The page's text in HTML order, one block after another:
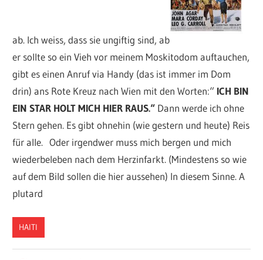
ab. Ich weiss, dass sie ungiftig sind, ab
er sollte so ein Vieh vor meinem Moskitodom auftauchen,
gibt es einen Anruf via Handy (das ist immer im Dom
drin) ans Rote Kreuz nach Wien mit den Worten:“ ICH BIN
EIN STAR HOLT MICH HIER RAUS.“ Dann werde ich ohne
Stern gehen. Es gibt ohnehin (wie gestern und heute) Reis
für alle. Oder irgendwer muss mich bergen und mich
wiederbeleben nach dem Herzinfarkt. (Mindestens so wie
auf dem Bild sollen die hier aussehen) In diesem Sinne. A
plutard
HAITI